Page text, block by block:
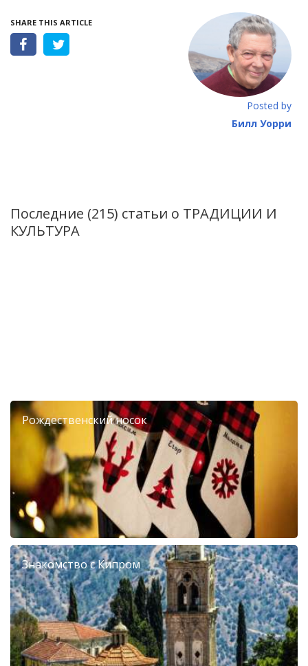
SHARE THIS ARTICLE
Posted by
Билл Уорри
Последние (215) статьи о ТРАДИЦИИ И
КУЛЬТУРА
Рождественский носок
Знакомство с Кипром